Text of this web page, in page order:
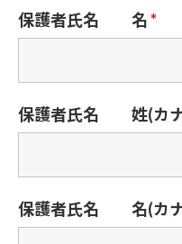
保護者氏名 名*
保護者氏名 姓(カ
保護者氏名 名(カ